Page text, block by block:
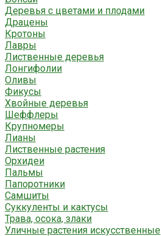
Деревья с цветами и плодами
Драцены
Кротоны
Лавры
Лиственные деревья
Лонгифолии
Оливы
Фикусы
Хвойные деревья
Шеффлеры
Крупномеры
Лианы
Лиственные растения
Орхидеи
Пальмы
Папоротники
Самшиты
Суккуленты и кактусы
Трава, осока, злаки
Уличные растения искусственные